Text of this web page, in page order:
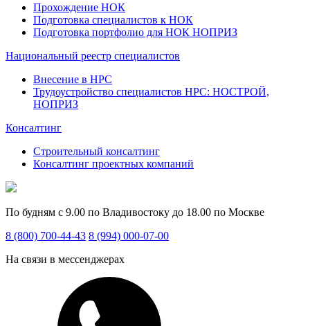
Прохождение НОК
Подготовка специалистов к НОК
Подготовка портфолио для НОК НОПРИЗ
Национальный реестр специалистов
Внесение в НРС
Трудоустройство специалистов НРС: НОСТРОЙ,
НОПРИЗ
Консалтинг
Строительный консалтинг
Консалтинг проектных компаний
По будням с 9.00 по Владивостоку до 18.00 по Москве
8 (800) 700-44-43 8 (994) 000-07-00
На связи в мессенджерах